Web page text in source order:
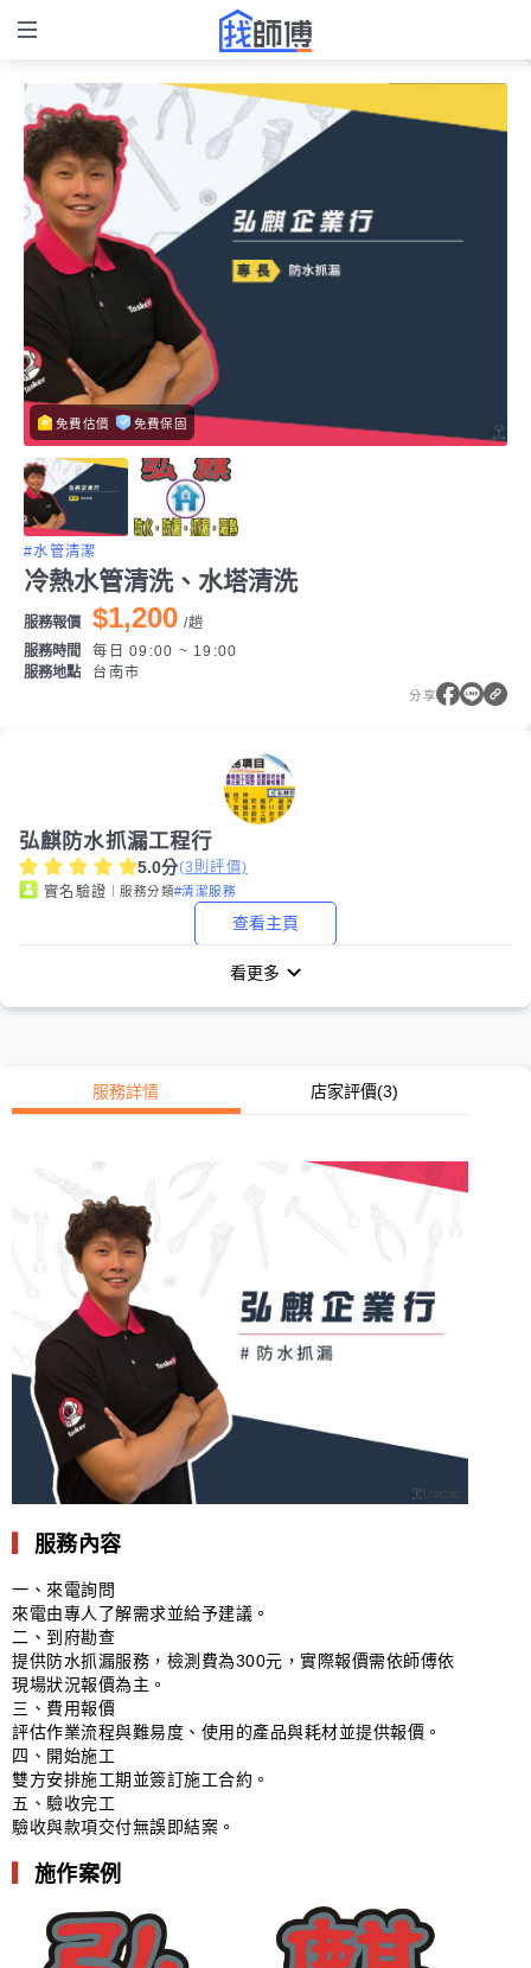
免費估價 免費保固
#水管清潔
冷熱水管清洗、水塔清洗
服務報價 $1,200 /趟
服務時間
每日 09:00 ~ 19:00
服務地點
台南市
分享
弘麒防水抓漏工程行
5.0分(3 則評價)
實名驗證 ｜服務分類#清潔服務
查看主頁
看更多
服務詳情 店家評價(3)
服務內容
一、來電詢問
來電由專人了解需求並給予建議。
二、到府勘查
提供防水抓漏服務，檢測費為300元，實際報價需依師傅依
現場狀況報價為主。
三、費用報價
評估作業流程與難易度、使用的產品與耗材並提供報價。
四、開始施工
雙方安排施工期並簽訂施工合約。
五、驗收完工
驗收與款項交付無誤即結案。
施作案例